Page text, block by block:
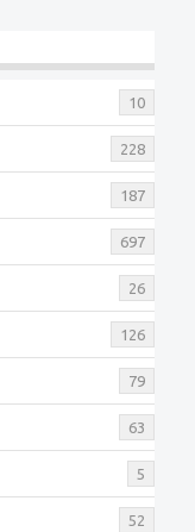
10
228
187
697
26
126
79
63
5
52